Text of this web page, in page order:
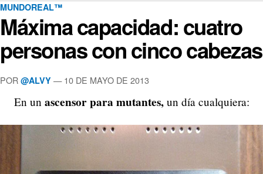
MUNDOREAL™
Máxima capacidad: cuatro
personas con cinco cabezas
POR @ALVY —10 DE MAYO DE 2013
En un ascensor para mutantes,un día cualquiera: